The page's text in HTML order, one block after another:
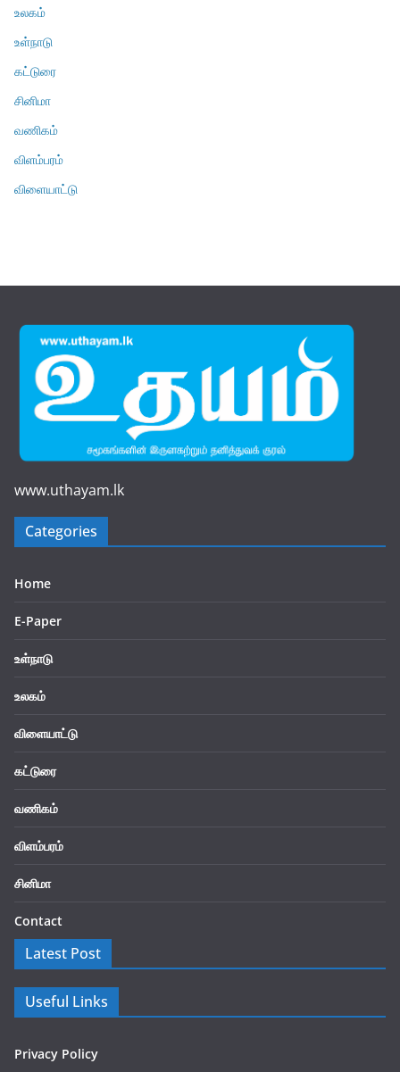
உலகம்
உள்நாடு
கட்டுரை
சினிமா
வணிகம்
விளம்பரம்
விளையாட்டு
www.uthayam.lk
Categories
Home
E-Paper
உள்நாடு
உலகம்
விளையாட்டு
கட்டுரை
வணிகம்
விளம்பரம்
சினிமா
Contact
Latest Post
Useful Links
Privacy Policy